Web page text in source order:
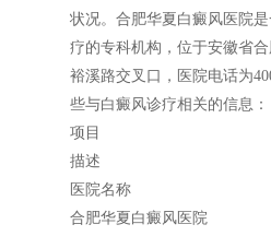
状况。合肥华夏白癜风医院
疗的专科机构，位于安徽省
裕溪路交叉口，医院电话为
些与白癜风诊疗相关的信息：
项目
描述
医院名称
合肥华夏白癜风医院